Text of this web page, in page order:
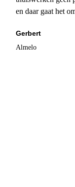
en daar gaat het
Gerbert
Almelo